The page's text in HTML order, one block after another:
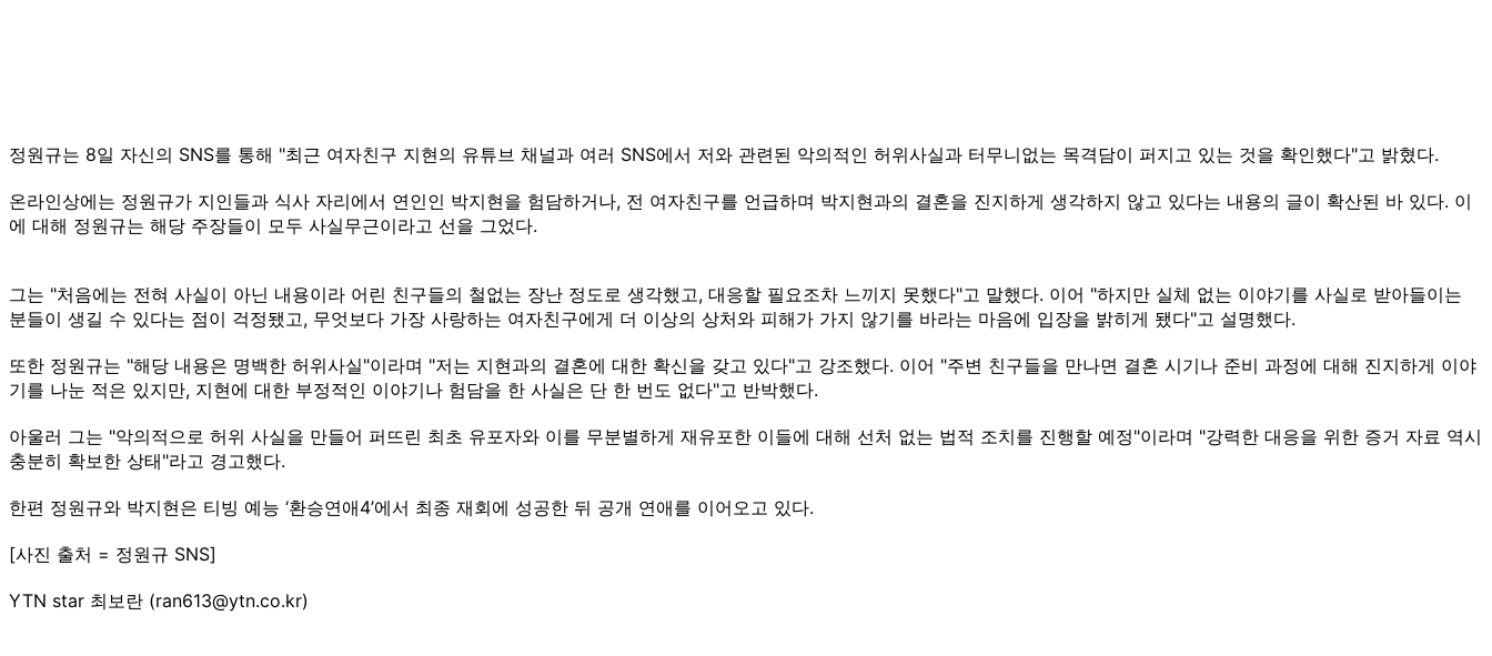
정원규는 8일 자신의 SNS를 통해 "최근 여자친구 지현의 유튜브 채널과 여러 SNS에서 저와 관련된 악의적인 허위사실과 터무니없는 목격담이 퍼지고 있는 것을 확인했다"고 밝혔다.
온라인상에는 정원규가 지인들과 식사 자리에서 연인인 박지현을 험담하거나, 전 여자친구를 언급하며 박지현과의 결혼을 진지하게 생각하지 않고 있다는 내용의 글이 확산된 바 있다. 이
에 대해 정원규는 해당 주장들이 모두 사실무근이라고 선을 그었다.
그는 "처음에는 전혀 사실이 아닌 내용이라 어린 친구들의 철없는 장난 정도로 생각했고, 대응할 필요조차 느끼지 못했다"고 말했다. 이어 "하지만 실체 없는 이야기를 사실로 받아들이는
분들이 생길 수 있다는 점이 걱정됐고, 무엇보다 가장 사랑하는 여자친구에게 더 이상의 상처와 피해가 가지 않기를 바라는 마음에 입장을 밝히게 됐다"고 설명했다.
또한 정원규는 "해당 내용은 명백한 허위사실"이라며 "저는 지현과의 결혼에 대한 확신을 갖고 있다"고 강조했다. 이어 "주변 친구들을 만나면 결혼 시기나 준비 과정에 대해 진지하게 이야
기를 나눈 적은 있지만, 지현에 대한 부정적인 이야기나 험담을 한 사실은 단 한 번도 없다"고 반박했다.
아울러 그는 "악의적으로 허위 사실을 만들어 퍼뜨린 최초 유포자와 이를 무분별하게 재유포한 이들에 대해 선처 없는 법적 조치를 진행할 예정"이라며 "강력한 대응을 위한 증거 자료 역시
충분히 확보한 상태"라고 경고했다.
한편 정원규와 박지현은 티빙 예능 ‘환승연애4’에서 최종 재회에 성공한 뒤 공개 연애를 이어오고 있다.
[사진 출처 = 정원규 SNS]
YTN star 최보란 (ran613@ytn.co.kr)